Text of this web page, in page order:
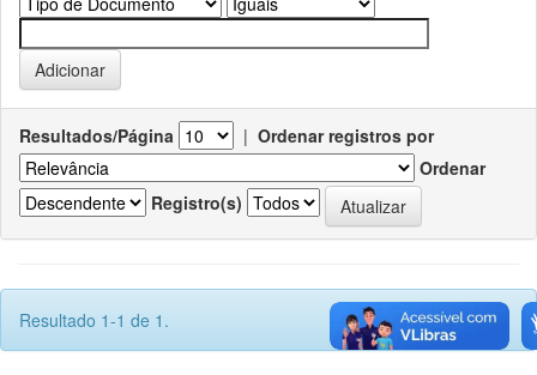
Resultados/Página | Ordenar registros por
Ordenar
Registro(s)
Resultado 1-1 de 1.